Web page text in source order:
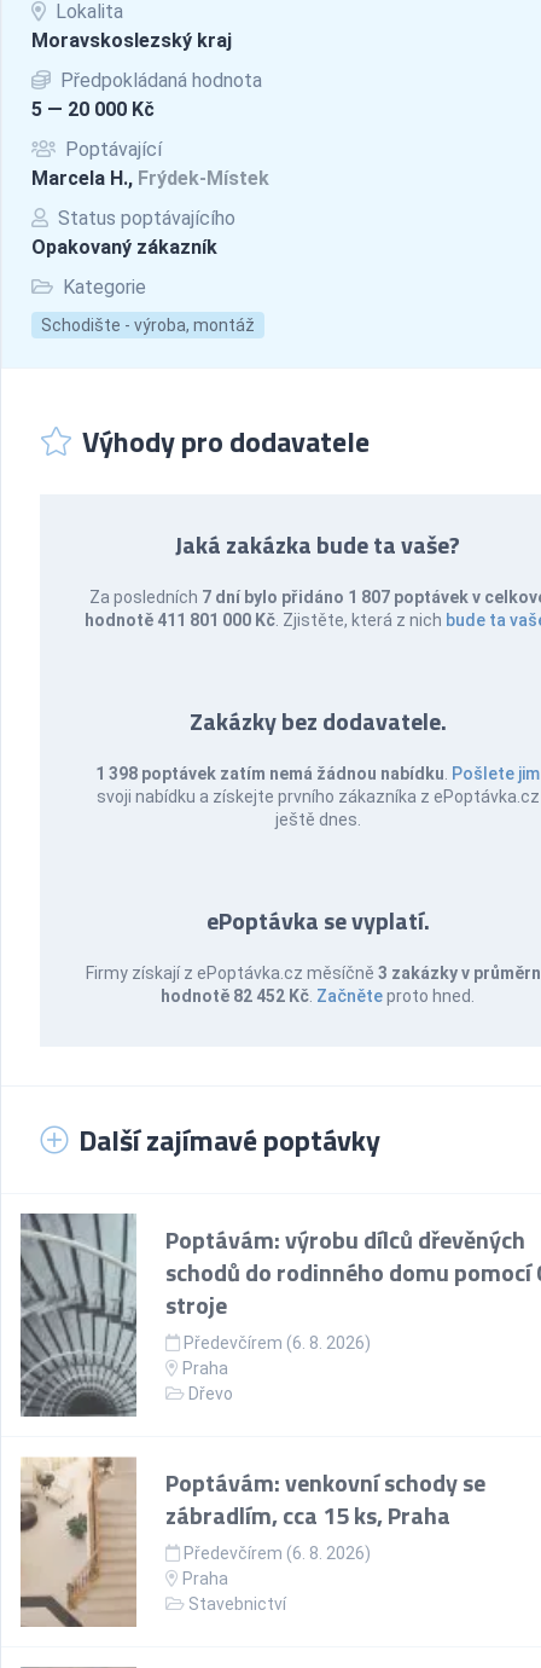
Lokalita
Moravskoslezský kraj
Předpokládaná hodnota
5 — 20 000 Kč
Poptávající
Marcela H., Frýdek-Místek
Status poptávajícího
Opakovaný zákazník
Kategorie
Schodište - výroba, montáž
Výhody pro dodavatele
Jaká zakázka bude ta vaše?
Za posledních 7 dní bylo přidáno 1 807 poptávek v
hodnotě 411 801 000 Kč . Zjistěte, která z nich bude ta
Zakázky bez dodavatele.
1 398 poptávek zatím nemá žádnou nabídku Pošlete jim
svoji nabídku a získejte prvního zákazníka z ePoptávka.cz
ještě dnes.
ePoptávka se vyplatí.
Firmy získají z ePoptávka.cz měsíčně 3 zakázky v
hodnotě 82 452 Kč Začněteproto hned.
Další zajímavé poptávky
Poptávám: výrobu dílců dřevěných
schodů do rodinného domu pomocí
stroje
Předevčírem (6. 8. 2026)
Praha
Dřevo
Poptávám: venkovní schody se
zábradlím, cca 15 ks, Praha
Předevčírem (6. 8. 2026)
Praha
Stavebnictví